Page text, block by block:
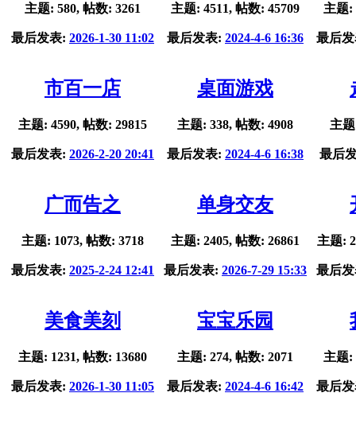
主题: 580, 帖数: 3261
最后发表: 2026-1-30 11:02
主题: 4511, 帖数: 45709
最后发表: 2024-4-6 16:36
主题:
最后
市百一店
主题: 4590, 帖数: 29815
最后发表: 2026-2-20 20:41
桌面游戏
主题: 338, 帖数: 4908
最后发表: 2024-4-6 16:38
主
最后
广而告之
主题: 1073, 帖数: 3718
最后发表: 2025-2-24 12:41
单身交友
主题: 2405, 帖数: 26861
最后发表: 2026-7-29 15:33
主题:
最后
美食美刻
主题: 1231, 帖数: 13680
最后发表: 2026-1-30 11:05
宝宝乐园
主题: 274, 帖数: 2071
最后发表: 2024-4-6 16:42
主题:
最后